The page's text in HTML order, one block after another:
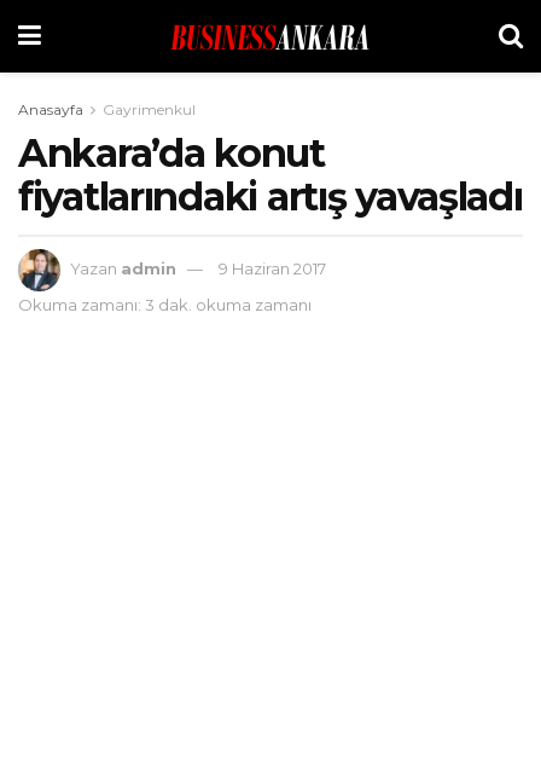
Anasayfa Gayrimenkul
Ankara’da konut
fiyatlarındaki artış yavaşladı
Yazan admin
9 Haziran 2017
Okuma zamanı: 3 dak. okuma zamanı